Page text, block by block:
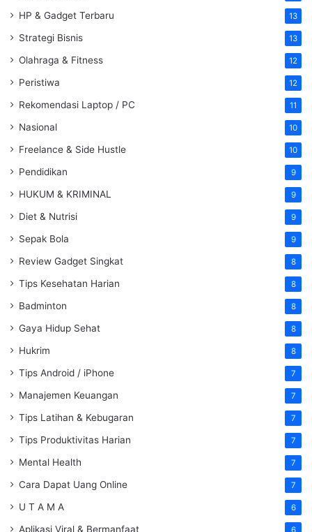
HP & Gadget Terbaru 13
Strategi Bisnis 13
Olahraga & Fitness 12
Peristiwa 12
Rekomendasi Laptop / PC 11
Nasional 10
Freelance & Side Hustle 10
Pendidikan 9
HUKUM & KRIMINAL 9
Diet & Nutrisi 9
Sepak Bola 9
Review Gadget Singkat 8
Tips Kesehatan Harian 8
Badminton 8
Gaya Hidup Sehat 8
Hukrim 8
Tips Android / iPhone 7
Manajemen Keuangan 7
Tips Latihan & Kebugaran 7
Tips Produktivitas Harian 7
Mental Health 7
Cara Dapat Uang Online 7
U T A M A 6
Aplikasi Viral & Bermanfaat 6